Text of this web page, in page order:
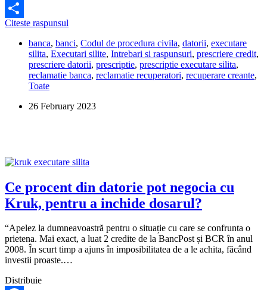
Facebook
Share
Citeste raspunsul
prescrie
datoria
la
credit,
au
banca, banci, Codul de procedura civila, datorii, executare
silita, Executari silite, Intrebari si raspunsuri, prescriere credit,
prescriere datorii, prescriptie, prescriptie executare silita,
reclamatie banca, reclamatie recuperatori, recuperare creante,
Toate
26 February 2023
Ce procent din datorie pot negocia cu
Kruk, pentru a inchide dosarul?
“Apelez la dumneavoastră pentru o situație cu care se confrunta o
prietena. Mai exact, a luat 2 credite de la BancPost și BCR în anul
2008. În scurt timp a ajuns în imposibilitatea de a le achita, făcând
investii proaste.…
Distribuie